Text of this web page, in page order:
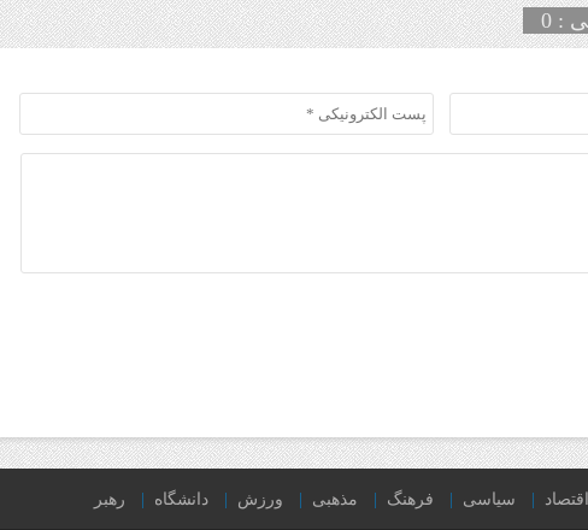
: 0
اقتصاد سیاسی فرهنگ مذهبی ورزش دانشگاه رهبر